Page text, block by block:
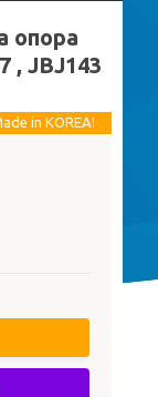
опора
, JBJ143
in KOREA!